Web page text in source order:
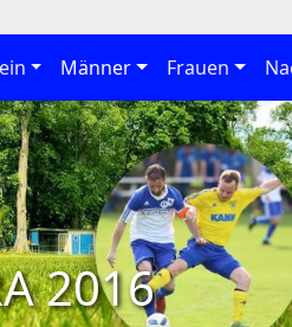
Männer Frauen
2016